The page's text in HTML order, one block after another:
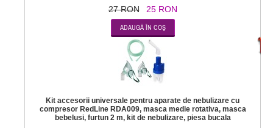
27 RON 25 RON
Kit accesorii universale pentru aparate de nebulizare cu
compresor RedLine RDA009, masca medie rotativa, masca
bebelusi, furtun 2 m, kit de nebulizare, piesa bucala